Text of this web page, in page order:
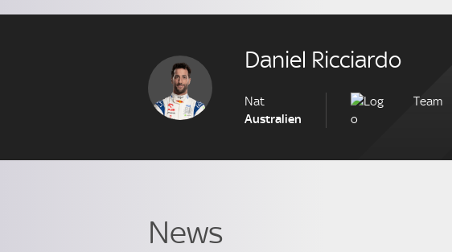
Daniel Ricciardo
Nat
Australien
Team
News